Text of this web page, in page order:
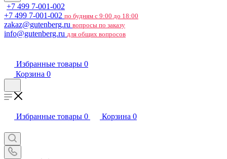
+7 499 7-001-002
+7 499 7-001-002 по будням с 9:00 до 18:00
zakaz@gutenberg.ru вопросы по заказу
info@gutenberg.ru для общих вопросов
Избранные товары 0
Корзина 0
Избранные товары 0 Корзина 0